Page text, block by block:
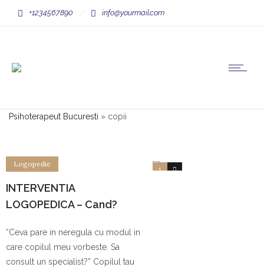
+1234567890 info@yourmail.com
Psihoterapeut Bucuresti » copii
1 0
Logopedie
INTERVENTIA
LOGOPEDICA – Cand?
“Ceva pare in neregula cu modul in
care copilul meu vorbeste. Sa
consult un specialist?” Copilul tau